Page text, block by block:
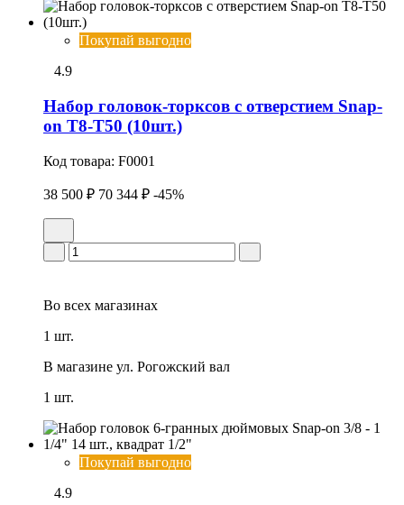
Покупай выгодно
4.9
Набор головок-торксов с отверстием Snap-
on Т8-Т50 (10шт.)
Код товара: F0001
38 500 ₽ 70 344 ₽ -45%
Во всех магазинах
1 шт.
В магазине ул. Рогожский вал
1 шт.
Покупай выгодно
4.9